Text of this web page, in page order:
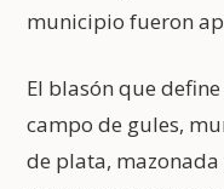
municipio fueron
El blasón que
campo de gules,
de plata,